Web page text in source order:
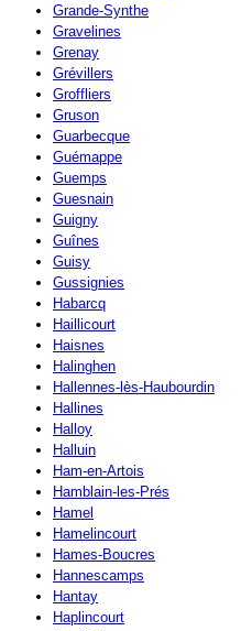
Grande-Synthe
Gravelines
Grenay
Grévillers
Groffliers
Gruson
Guarbecque
Guémappe
Guemps
Guesnain
Guigny
Guînes
Guisy
Gussignies
Habarcq
Haillicourt
Haisnes
Halinghen
Hallennes-lès-Haubourdin
Hallines
Halloy
Halluin
Ham-en-Artois
Hamblain-les-Prés
Hamel
Hamelincourt
Hames-Boucres
Hannescamps
Hantay
Haplincourt